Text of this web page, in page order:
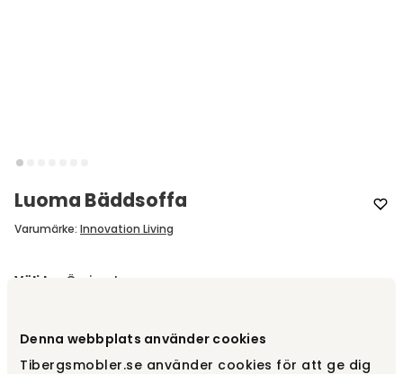
Denna webbplats använder cookies
Tibergsmobler.se använder cookies för att ge dig
Luoma Bäddsoffa
Varumärke: Innovation Living
Välj tyg Övriga tyger
Övriga tyger